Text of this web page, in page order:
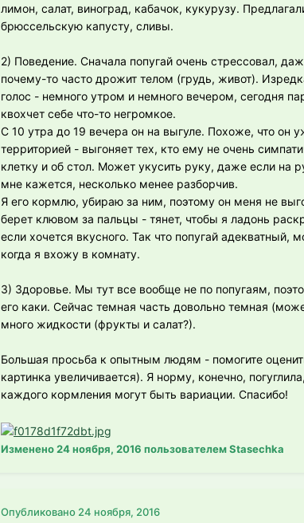
лимон, салат, виноград, кабачок, кукурузу.
брюссельскую капусту, сливы.
2) Поведение. Сначала попугай очень стрессовал,
почему-то часто дрожит телом (грудь, живот).
голос - немного утром и немного вечером, сегодня
квохчет себе что-то негромкое.
С 10 утра до 19 вечера он на выгуле. Похоже, что он
территорией - выгоняет тех, кто ему не очень
клетку и об стол. Может укусить руку, даже если на
мне кажется, несколько менее разборчив.
Я его кормлю, убираю за ним, поэтому он меня не
берет клювом за пальцы - тянет, чтобы я ладонь
если хочется вкусного. Так что попугай
когда я вхожу в комнату.
3) Здоровье. Мы тут все вообще не по попугаям,
его каки. Сейчас темная часть довольно темная
много жидкости (фрукты и салат?).
Большая просьба к опытным людям - помогите
картинка увеличивается). Я норму, конечно,
каждого кормления могут быть вариации. Спасибо!
Изменено24 ноября, 2016 пользователем Stasechka
Опубликовано 24 ноября, 2016